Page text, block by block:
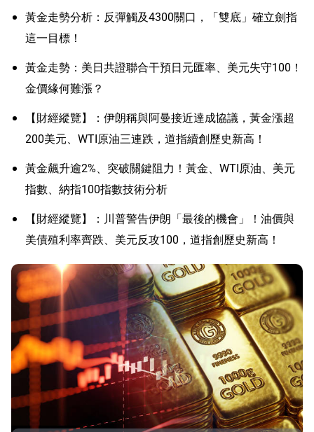
黃金走勢分析：反彈觸及4300關口，「雙底」確立劍指
這一目標！
黃金走勢：美日共證聯合干預日元匯率、美元失守100！
金價緣何難漲？
【財經縱覽】：伊朗稱與阿曼接近達成協議，黃金漲超
200美元、WTI原油三連跌，道指續創歷史新高！
黃金飆升逾2%、突破關鍵阻力！黃金、WTI原油、美元
指數、納指100指數技術分析
【財經縱覽】：川普警告伊朗「最後的機會」！油價與
美債殖利率齊跌、美元反攻100，道指創歷史新高！